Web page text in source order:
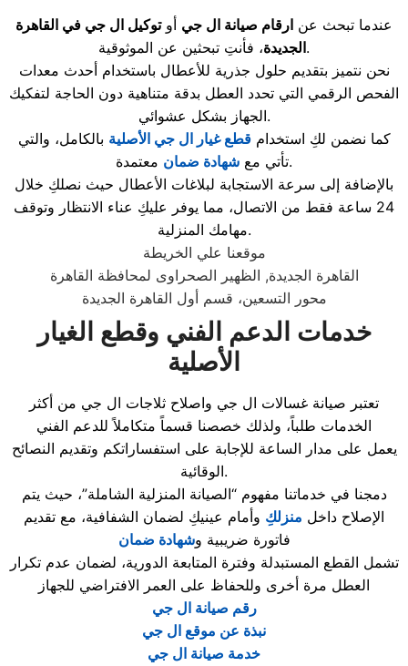
عندما تبحث عن ارقام صيانة ال جي أوتوكيل ال جي في القاهرة
الجديدة، فأنتِ تبحثين عن الموثوقية.
نحن نتميز بتقديم حلول جذرية للأعطال باستخدام أحدث معدات
الفحص الرقمي التي تحدد العطل بدقة متناهية دون الحاجة لتفكيك
الجهاز بشكل عشوائي.
كما نضمن لكِ استخدامقطع غيار ال جي الأصلية بالكامل، والتي
تأتي مع شهادة ضمان
معتمدة.
بالإضافة إلى سرعة الاستجابة لبلاغات الأعطال حيث نصلكِ خلال
24 ساعة فقط من الاتصال، مما يوفر عليكِ عناء الانتظار وتوقف
مهامك المنزلية.
موقعنا علي الخريطة
القاهرة الجديدة, الظهير الصحراوى لمحافظة القاهرة
محور التسعين، قسم أول القاهرة الجديدة
خدمات الدعم الفني وقطع الغيار
الأصلية
تعتبر صيانة غسالات ال جي واصلاح ثلاجات ال جي من أكثر
الخدمات طلباً، ولذلك خصصنا قسماً متكاملاً للدعم الفني
يعمل على مدار الساعة للإجابة على استفساراتكم وتقديم النصائح
الوقائية.
دمجنا في خدماتنا مفهوم “الصيانة المنزلية الشاملة”، حيث يتم
الإصلاح داخل منزلكِ وأمام عينيكِ لضمان الشفافية، مع تقديم
فاتورة ضريبية وشهادة ضمان
تشمل القطع المستبدلة وفترة المتابعة الدورية، لضمان عدم تكرار
العطل مرة أخرى وللحفاظ على العمر الافتراضي للجهاز
رقم صيانة ال جي
نبذة عن موقع ال جي
خدمة صيانة ال جي